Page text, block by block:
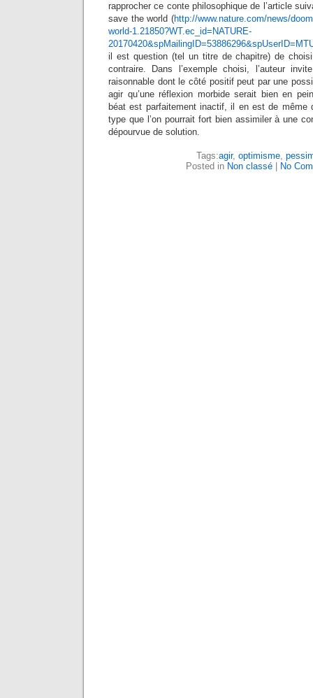
rapprocher ce conte philosophique de l’article
save the world (http://www.nature.com/news/
world-1.21850?WT.ec_id=NATURE-
il est question (tel un titre de chapitre) de
contraire. Dans l’exemple choisi, l’auteur
raisonnable dont le côté positif peut par une
agir qu’une réflexion morbide serait bien en
béat est parfaitement inactif, il en est de même
type que l’on pourrait fort bien assimiler à une
dépourvue de solution.
Tags:agir, optimisme,
Posted in Non classé| No